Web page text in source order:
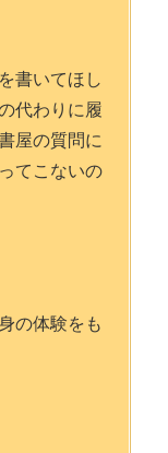
書いてほし
代わりに履
屋の質問に
てこないの
の体験をも